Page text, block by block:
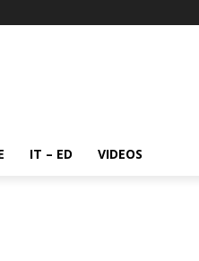
IT – ED VIDEOS